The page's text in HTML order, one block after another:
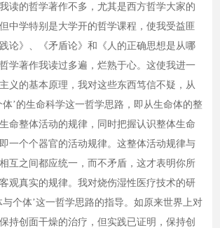
读的哲学著作不多，尤其是西方哲学大家的
中学特别是大学开的哲学课程，使我受益匪
论》、《矛盾论》和《人的正确思想是从哪
学著作我读过多遍，烂熟于心。这使我进一
义的基本原理，我对这些东西笃信不疑，从
体’的生命科学这一哲学思路，即从生命体的整
命整体活动的规律，同时把握认识整体生命
一个个器官的活动规律。这整体活动规律与
互之间都应统一，而不矛盾，这才表明你所
观真实的规律。我对烧伤湿性医疗技术的研
与个体’这一哲学思路的指导。如原来世界上对
持创面干燥的治疗，但实践已证明，保持创